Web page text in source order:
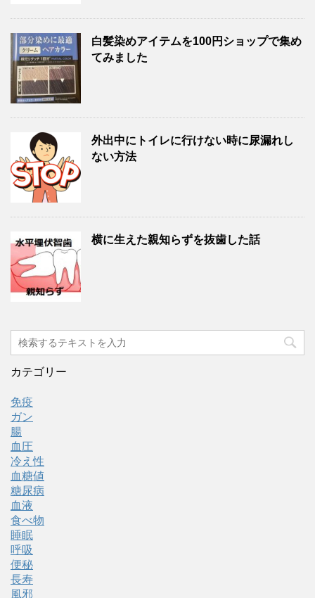
白髪染めアイテムを100円ショップで集め
てみました
外出中にトイレに行けない時に尿漏れし
ない方法
横に生えた親知らずを抜歯した話
カテゴリー
免疫
ガン
腸
血圧
冷え性
血糖値
糖尿病
血液
食べ物
睡眠
呼吸
便秘
長寿
風邪